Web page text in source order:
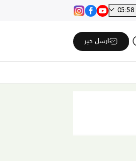
ارسل خبر